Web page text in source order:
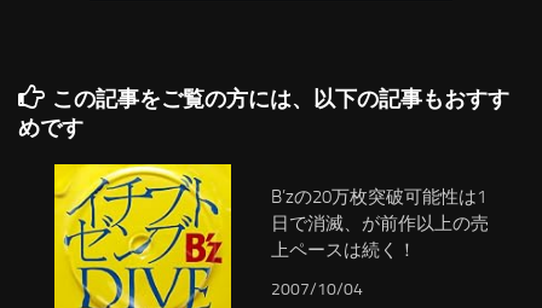
この記事をご覧の方には、以下の記事もおすす
めです
B’zの20万枚突破可能性は1
日で消滅、が前作以上の売
上ペースは続く！
2007/10/04